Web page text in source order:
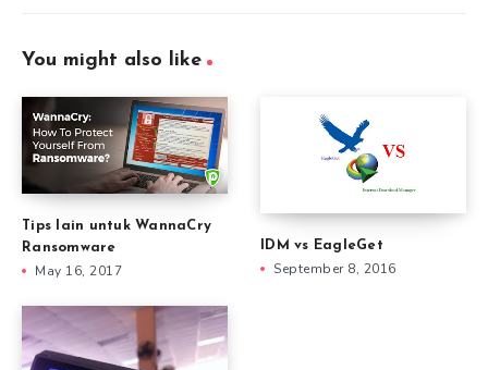
You might also like
Tips lain untuk WannaCry
Ransomware
May 16, 2017
IDM vs EagleGet
September 8, 2016